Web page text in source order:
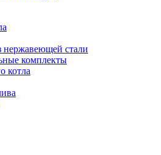
стали
комплекты
котла